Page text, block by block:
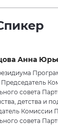
Анна
совета
детства и
Комиссии
совета